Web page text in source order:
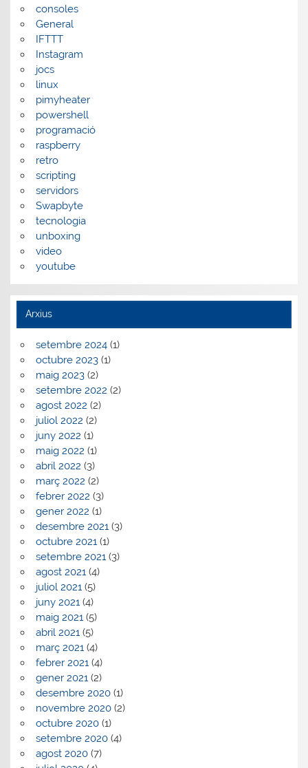
consoles
General
IFTTT
Instagram
jocs
linux
pimyheater
powershell
programació
raspberry
retro
scripting
servidors
Swapbyte
tecnologia
unboxing
video
youtube
Arxius
setembre 2024(1)
octubre 2023(1)
maig 2023(2)
setembre 2022 (2)
agost 2022 (2)
juliol 2022 (2)
juny 2022 (1)
maig 2022 (1)
abril 2022 (3)
març 2022 (2)
febrer 2022 (3)
gener 2022 (1)
desembre 2021(3)
octubre 2021(1)
setembre 2021(3)
agost 2021(4)
juliol 2021(5)
juny 2021(4)
maig 2021(5)
abril 2021(5)
març 2021(4)
febrer 2021(4)
gener 2021(2)
desembre 2020(1)
novembre 2020(2)
octubre 2020(1)
setembre 2020(4)
agost 2020(7)